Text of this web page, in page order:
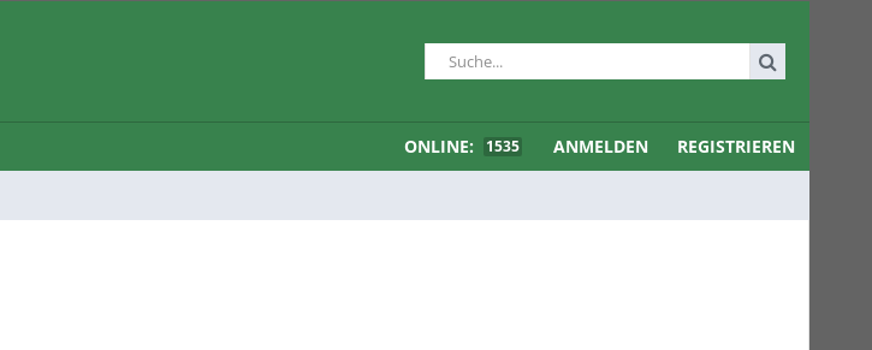
ONLINE: 1535 ANMELDEN REGISTRIEREN